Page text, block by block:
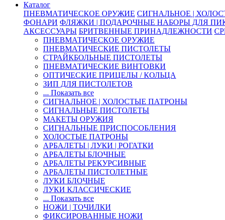
Каталог
ПНЕВМАТИЧЕСКОЕ ОРУЖИЕ СИГНАЛЬНОЕ |
ФОНАРИ ФЛЯЖКИ | ПОДАРОЧНЫЕ НАБОРЫ ДЛЯ
АКСЕССУАРЫ БРИТВЕННЫЕ ПРИНАДЛЕЖНОСТИ
ПНЕВМАТИЧЕСКОЕ ОРУЖИЕ
ПНЕВМАТИЧЕСКИЕ ПИСТОЛЕТЫ
СТРАЙКБОЛЬНЫЕ ПИСТОЛЕТЫ
ПНЕВМАТИЧЕСКИЕ ВИНТОВКИ
ОПТИЧЕСКИЕ ПРИЦЕЛЫ / КОЛЬЦА
ЗИП ДЛЯ ПИСТОЛЕТОВ
... Показать все
СИГНАЛЬНОЕ | ХОЛОСТЫЕ ПАТРОНЫ
СИГНАЛЬНЫЕ ПИСТОЛЕТЫ
МАКЕТЫ ОРУЖИЯ
СИГНАЛЬНЫЕ ПРИСПОСОБЛЕНИЯ
ХОЛОСТЫЕ ПАТРОНЫ
АРБАЛЕТЫ | ЛУКИ | РОГАТКИ
АРБАЛЕТЫ БЛОЧНЫЕ
АРБАЛЕТЫ РЕКУРСИВНЫЕ
АРБАЛЕТЫ ПИСТОЛЕТНЫЕ
ЛУКИ БЛОЧНЫЕ
ЛУКИ КЛАССИЧЕСКИЕ
... Показать все
НОЖИ | ТОЧИЛКИ
ФИКСИРОВАННЫЕ НОЖИ